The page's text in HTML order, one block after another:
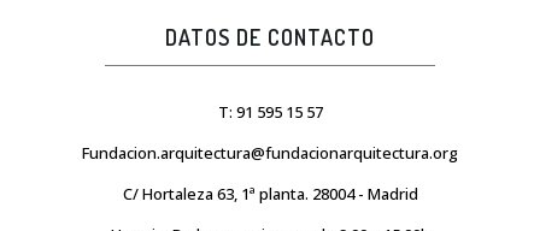
DATOS DE CONTACTO
T: 91 595 15 57
Fundacion.arquitectura@fundacionarquitectura.org
C/ Hortaleza 63, 1ª planta. 28004 - Madrid